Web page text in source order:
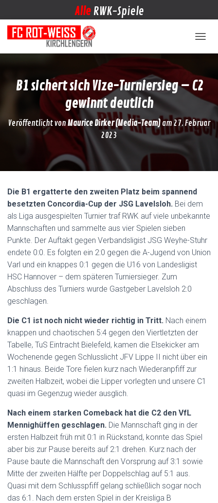
Alle RWK-Spiele
B1 sichert sich Vize-Turniersieg – C2
gewinnt deutlich
Veröffentlicht vonMaurice Dirker (Media-Team)am 27. Februar
2023
Die B1 ergatterte den zweiten Platz beim spannend
besetzten Concordia-Cup der JSG Lavelsloh. Bei dem
als Liga ausgespielten Turnier traf RWK auf viele unbekannte
Mannschaften und sammelte aus vier Spielen sieben
Punkte. Der Auftakt gegen Verbandsligist JSG Weyhe-Stuhr
endete 0:0. Es folgten ein 2:0 gegen die A-Jugend von Union
Varl und ein knappes 0:1 gegen die U16 von Landesligist
HSC Hannover – dem späteren Turniersieger. Zum
Abschluss des Turniers wurde Gastgeber Lavelsloh 2:0
geschlagen.
Die C1 ist noch nicht wieder richtig in Tritt. Nach einem
knappen und chaotischen 5:4 gegen den Viertletzten der
Tabelle, TuS Eintracht Bielefeld, kamen die Elsekicker am
Wochenende gegen Schlusslicht JFV Lippe II nicht über ein
1:1 hinaus. Beide Tore fielen kurz nach Wiederanpfiff zur
zweiten Halbzeit, wobei die Lipper vorlegten und unsere C1
quasi im Gegenzug wieder ausglich.
Nach einem starken Comeback hat die C2 den VfL
Mennighüffen geschlagen. Die Mannschaft ging in der
ersten Halbzeit früh mit 0:1 in Rückstand, konnte das Spiel
aber bis zur Pause bereits auf 2:1 drehen. Kurz nach der
Pause baute die Mannschaft den Vorsprung auf 3:1 sowie
Mitte der zweiten Hälfte per Doppelschlag auf 5:1 aus.
Quasi mit dem Schlusspfiff gelang schließlich sogar noch
das 6:1. Nach dem ersten Spiel in der Kreisliga B